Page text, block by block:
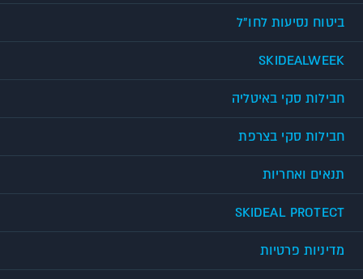
ביטוח נסיעות לחו"ל
SKIDEALWEEK
חבילות סקי באיטליה
חבילות סקי בצרפת
תנאים ואחריות
SKIDEAL PROTECT
מדיניות פרטיות